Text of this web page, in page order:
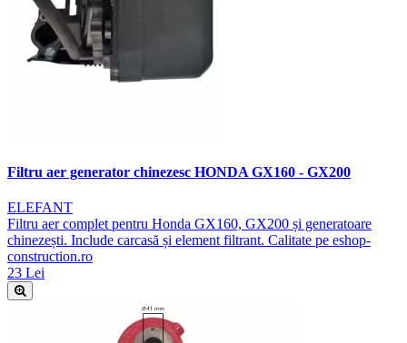
Filtru aer generator chinezesc HONDA GX160 - GX200
ELEFANT
Filtru aer complet pentru Honda GX160, GX200 și generatoare
chinezești. Include carcasă și element filtrant. Calitate pe eshop-
construction.ro
23 Lei